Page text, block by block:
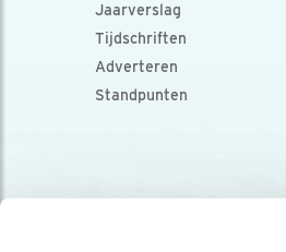
Jaarverslag
Tijdschriften
Adverteren
Standpunten